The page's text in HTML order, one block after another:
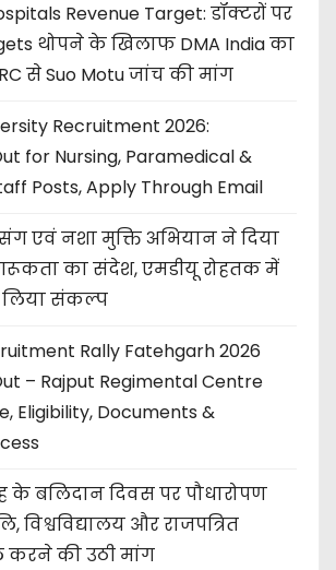
Revenue Target: डॉक्टरों पर
थोपने के खिलाफ DMA India का
से Suo Motu जांच की मांग
Recruitment 2026:
for Nursing, Paramedical &
Posts, Apply Through Email
एवं नशा मुक्ति अभियान ने दिया
का संदेश, एमडीयू रोहतक में
लिया संकल्प
Rally Fatehgarh 2026
– Rajput Regimental Centre
Eligibility, Documents &
के बलिदान दिवस पर पौधारोपण
विश्वविद्यालय और राजपत्रित
की उठी मांग